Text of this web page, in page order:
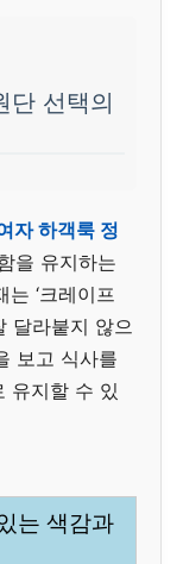
단 선택의
자 하객룩 정
을 유지하는
‘크레이프
달라붙지 않으
보고 식사를
유지할 수 있
는 색감과